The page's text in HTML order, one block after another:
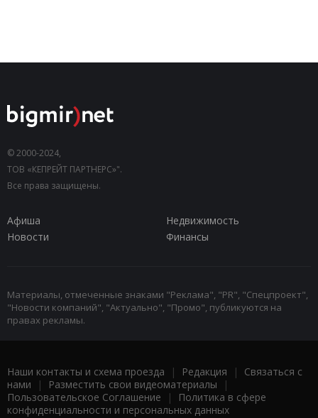
© 2000-2024,
ТОВ «КЕПРЕЙТ ПАРТНЕРС»".
Все права защищены.
Афиша
Недвижимость
Новости
Финансы
Материалы, отмеченные знаками "Реклама", "PR", "Спецпроект",
"Новости компаний", "Актуально", "Промо", публикуются на
правах рекламы.
Наши контакты и схема проезда | Редакция | Связаться с
нами | Разместить свои видеоматериалы |
Пользовательское Соглашение |
Политика в сфере
конфиденциальности и персональных данных